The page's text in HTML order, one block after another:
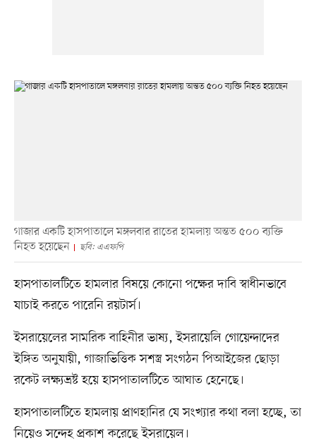
গাজার একটি হাসপাতালে মঙ্গলবার রাতের হামলায় অন্তত ৫০০ ব্যক্তি
নিহত হয়েছেন
ছবি: এএফপি
হাসপাতালটিতে হামলার বিষয়ে কোনো পক্ষের দাবি স্বাধীনভাবে
যাচাই করতে পারেনি রয়টার্স।
ইসরায়েলের সামরিক বাহিনীর ভাষ্য, ইসরায়েলি গোয়েন্দাদের
ইঙ্গিত অনুযায়ী, গাজাভিত্তিক সশস্ত্র সংগঠন পিআইজের ছোড়া
রকেট লক্ষ্যভ্রষ্ট হয়ে হাসপাতালটিতে আঘাত হেনেছে।
হাসপাতালটিতে হামলায় প্রাণহানির যে সংখ্যার কথা বলা হচ্ছে, তা
নিয়েও সন্দেহ প্রকাশ করেছে ইসরায়েল।